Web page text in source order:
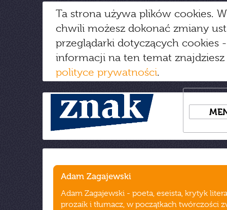
Ta strona używa plików cookies.
chwili możesz dokonać zmiany
przeglądarki dotyczących cookies
informacji na ten temat
polityce prywatności.
Adam Zagajewski
Adam Zagajewski - poeta, eseista, krytyk
prozaik i tłumacz, w początkach twórczości